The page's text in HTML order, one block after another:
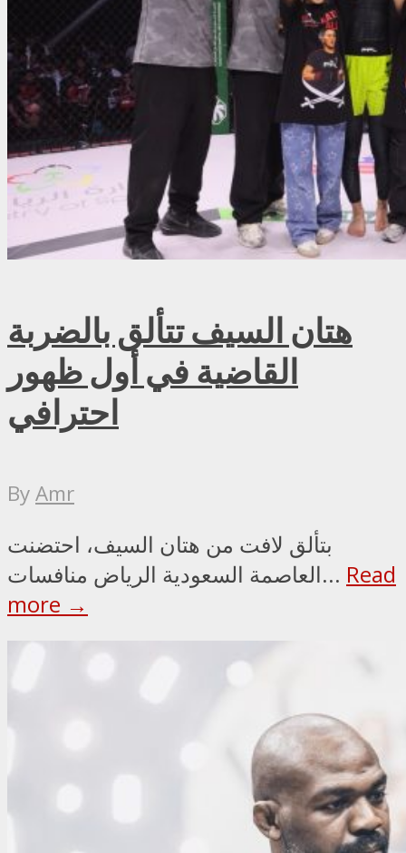
هتان السيف تتألق بالضربة
القاضية في أول ظهور
احترافي
ByAmr
بتألق لافت من هتان السيف، احتضنت
العاصمة السعودية الرياض منافسات... Read
more →